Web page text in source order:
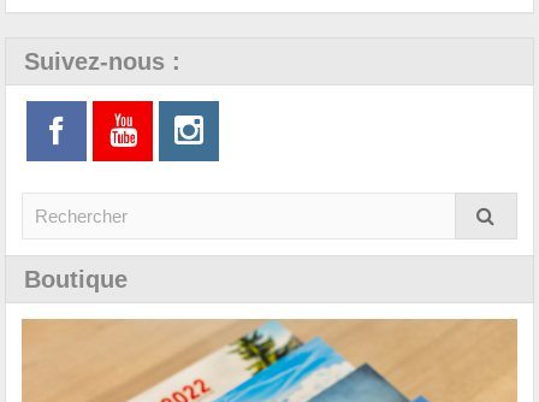
Suivez-nous :
Boutique